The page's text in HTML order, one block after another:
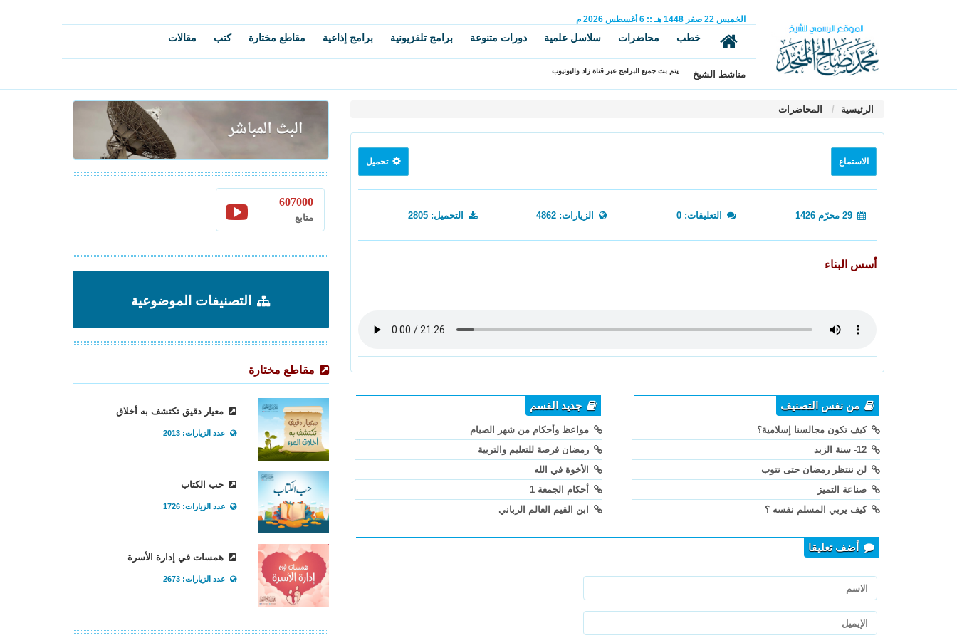
الخميس 22 صفر 1448 هـ ::
6 أغسطس 2026 م
خطب محاضرات سلاسل علمية دورات متنوعة برامج تلفزيونية برامج إذاعية مقاطع مختارة كتب مقالات
مناشط الشيخ يتم بث جميع البرامج عبر قناة زاد واليوتيوب
الرئيسية المحاضرات
الاستماع تحميل
التعليقات: 0 الزيارات: 4862 التحميل: 2805
أسس البناء
من نفس التصنيف
كيف تكون مجالسنا إسلامية؟
لن ننتظر رمضان حتى نتوب
صناعة التميز
كيف يربي المسلم نفسه ؟
جديد القسم
مواعظ وأحكام من شهر الصيام
رمضان فرصة للتعليم والتربية
الأخوة في الله
أحكام الجمعة 1
ابن القيم العالم الرباني
أضف تعليقا
607000
متابع
التصنيفات الموضوعية
مقاطع مختارة
معيار دقيق تكتشف به أخلاق
عدد الزيارات: 2013
حب الكتاب
عدد الزيارات: 1726
همسات في إدارة الأسرة
عدد الزيارات: 2673